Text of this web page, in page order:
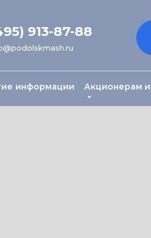
913-87-88
информации Акционерам